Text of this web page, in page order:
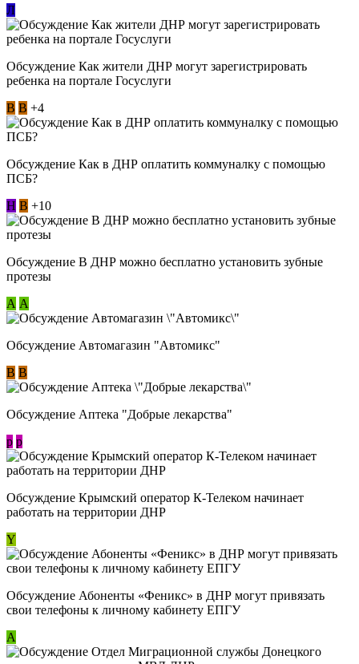
Л
Обсуждение Как жители ДНР могут зарегистрировать
ребенка на портале Госуслуги
В В +4
Обсуждение Как в ДНР оплатить коммуналку с помощью
ПСБ?
Н В +10
Обсуждение В ДНР можно бесплатно установить зубные
протезы
А А
Обсуждение Автомагазин "Автомикс"
В В
Обсуждение Аптека "Добрые лекарства"
p p
Обсуждение Крымский оператор К-Телеком начинает
работать на территории ДНР
Y
Обсуждение ​Абоненты «Феникс» в ДНР могут привязать
свои телефоны к личному кабинету ЕПГУ
А